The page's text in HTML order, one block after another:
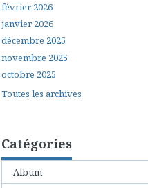
février 2026
janvier 2026
décembre 2025
novembre 2025
octobre 2025
Toutes les archives
Catégories
Album